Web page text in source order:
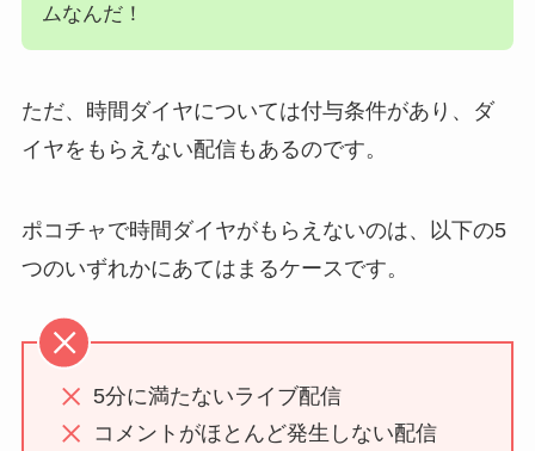
ムなんだ！
ただ、時間ダイヤについては付与条件があり、ダ
イヤをもらえない配信もあるのです。
ポコチャで時間ダイヤがもらえないのは、以下の5
つのいずれかにあてはまるケースです。
5分に満たないライブ配信
コメントがほとんど発生しない配信